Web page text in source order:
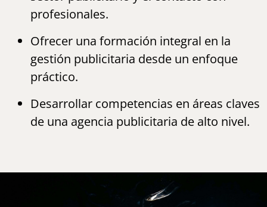
profesionales.
Ofrecer una formación integral en la
gestión publicitaria desde un enfoque
práctico.
Desarrollar competencias en áreas claves
de una agencia publicitaria de alto nivel.